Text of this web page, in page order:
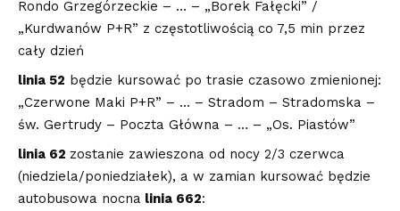
Rondo Grzegórzeckie – … – „Borek Fałęcki” /
„Kurdwanów P+R” z częstotliwością co 7,5 min przez
cały dzień
linia 52 będzie kursować po trasie czasowo zmienionej:
„Czerwone Maki P+R” – … – Stradom – Stradomska –
św. Gertrudy – Poczta Główna – … – „Os. Piastów”
linia 62 zostanie zawieszona od nocy 2/3 czerwca
(niedziela/poniedziałek), a w zamian kursować będzie
autobusowa nocna linia 662: